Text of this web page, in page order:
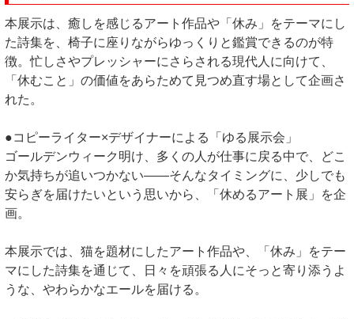
本展示は、癒しを感じるアート作品や「休み」をテーマにし
た詩集を、椅子に座りながらゆっくりと鑑賞できるのが特
徴。忙しさやプレッシャーにさらされる現代人に向けて、
「休むこと」の価値をあらためて見つめ直す場として企画さ
れた。
●コピーライター×デザイナーによる「ゆる展示会」
ゴールデンウィーク明け、多くの人が仕事に戻る中で、どこ
か気持ちが追いつかない——そんなタイミングに、少しでも
安らぎを届けたいという思いから、「休めるアート展」を企
画。
本展示では、猫を題材にしたアート作品や、「休み」をテー
マにした詩集を通じて、日々を頑張る人にそっと寄り添うよ
うな、やわらかなエールを届ける。